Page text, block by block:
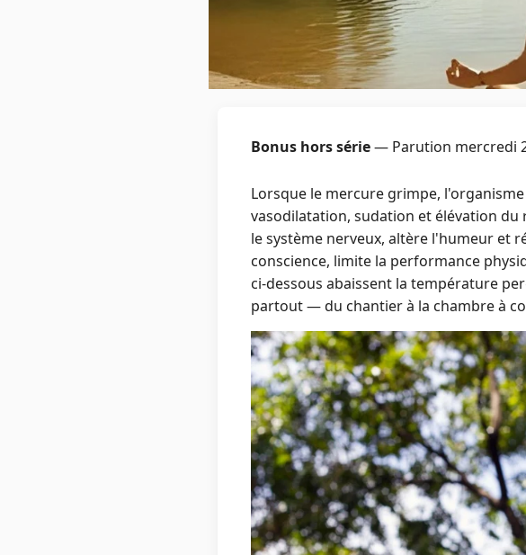
Bonus hors série— Parution mercredi
Lorsque le mercure grimpe,
vasodilatation, sudation et élévation
le système nerveux, altère l'humeur et
conscience, limite la performance
ci‑dessous abaissent la température
partout — du chantier à la chambre à